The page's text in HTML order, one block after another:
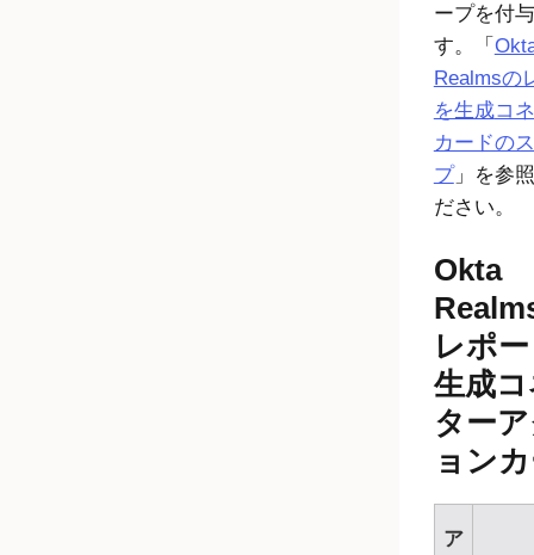
ープを付
す。「
Realmsの
を生成コ
カードの
プ」を参
ださい。
Okta
レポ
生成
ター
ョン
ア